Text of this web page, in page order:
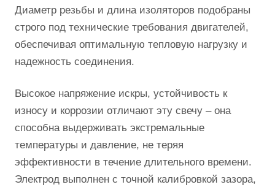
Диаметр резьбы и длина изоляторов подобраны
строго под технические требования двигателей,
обеспечивая оптимальную тепловую нагрузку и
надежность соединения.
Высокое напряжение искры, устойчивость к
износу и коррозии отличают эту свечу – она
способна выдерживать экстремальные
температуры и давление, не теряя
эффективности в течение длительного времени.
Электрод выполнен с точной калибровкой зазора,